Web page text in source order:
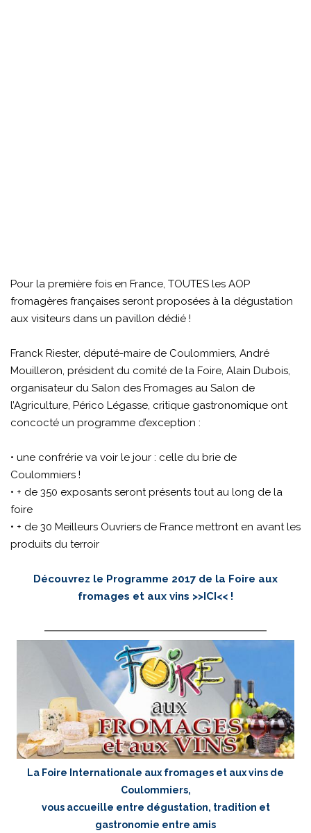
Pour la première fois en France, TOUTES les AOP
fromagères françaises seront proposées à la dégustation
aux visiteurs dans un pavillon dédié !
Franck Riester, député-maire de Coulommiers, André
Mouilleron, président du comité de la Foire, Alain Dubois,
organisateur du Salon des Fromages au Salon de
l’Agriculture, Périco Légasse, critique gastronomique ont
concocté un programme d’exception :
• une confrérie va voir le jour : celle du brie de
Coulommiers !
• + de 350 exposants seront présents tout au long de la
foire
• + de 30 Meilleurs Ouvriers de France mettront en avant les
produits du terroir
Découvrez le Programme 2017 de la Foire aux
fromages et aux vins >>ICI<< !
La Foire Internationale aux fromages et aux vins de
Coulommiers,
vous accueille entre dégustation, tradition et
gastronomie entre amis